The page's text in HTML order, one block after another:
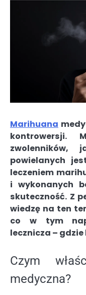
Marihuana
kontrowersji.
zwolenników,
powielanych
leczeniem
i wykonanych
skuteczność. Z
wiedzę na ten
co w tym
lecznicza –
Czym
medyczna?